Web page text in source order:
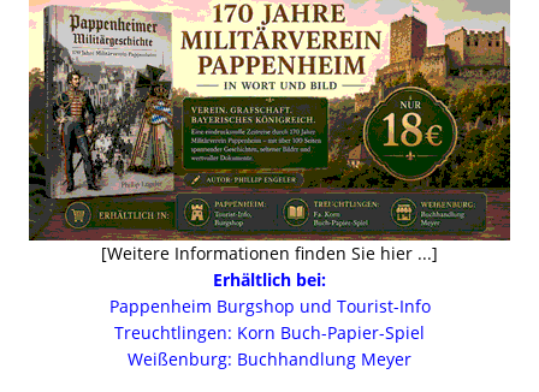
[Weitere Informationen finden Sie hier ...]
Erhältlich bei:
Pappenheim Burgshop und Tourist-Info
Treuchtlingen: Korn Buch-Papier-Spiel
Weißenburg: Buchhandlung Meyer